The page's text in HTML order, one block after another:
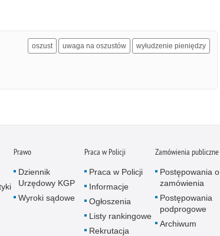
oszust uwaga na oszustów wyłudzenie pieniędzy
Prawo
Dziennik
Urzędowy KGP
Wyroki sądowe
Praca w Policji
Praca w Policji
Informacje
Ogłoszenia
Listy rankingowe
Rekrutacja
Zamówienia publiczne
Postępowania o
zamówienia
Postępowania
podprogowe
Archiwum